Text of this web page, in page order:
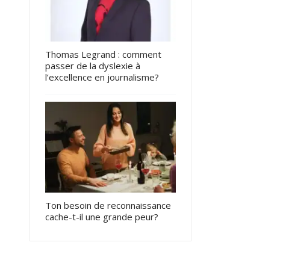
Thomas Legrand : comment
passer de la dyslexie à
l’excellence en journalisme?
Ton besoin de reconnaissance
cache-t-il une grande peur?